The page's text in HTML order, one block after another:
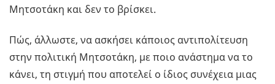
Μητσοτάκη και δεν το βρίσκει.
Πώς, άλλωστε, να ασκήσει κάποιος αντιπολίτευση
στην πολιτική Μητσοτάκη, με ποιο ανάστημα να το
κάνει, τη στιγμή που αποτελεί ο ίδιος συνέχεια μιας